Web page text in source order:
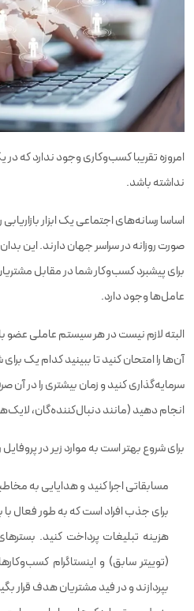
امروزه تقریبا کسب‌وکاری وجود ندارد که
نداشته باشد.
اساسا رسانه‌های اجتماعی یک ابزار
صورت روزانه در سراسر جهان دارند. این
برای پیشبرد کسب‌وکار شما در مقابل
عامل‌ها وجود دارد.
البته لازم نیست در هر سیستم عاملی عضو
آن‌ها را امتحان کنید تا ببینید کدام یک
سرمایه‌گذاری کنید و زمان بیشتری را در آن
انجام دهید (مانند دنبال‌کننده‌گان،
برای شروع بهتر است به موارد زیر در
مسابقاتی اجرا کنید و هدایایی به
برای جذب افراد است که به طور فعال
هزینه تبلیغات پرداخت کنید.
(توییتر سابق) و اینستاگرام
بپردازند و در فید مشتریان هدف قرار